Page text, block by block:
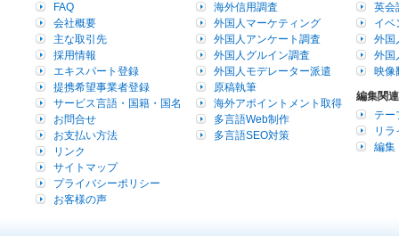
FAQ
会社概要
主な取引先
採用情報
エキスパート登録
提携希望事業者登録
サービス言語・国籍・国名
お問合せ
お支払い方法
リンク
サイトマップ
プライバシーポリシー
お客様の声
海外信用調査
外国人マーケティング
外国人アンケート調査
外国人グルイン調査
外国人モデレーター派遣
原稿執筆
海外アポイントメント取得
多言語Web制作
多言語SEO対策
英会
イベ
外国
外国
映像
編集関連
テー
リラ
編集